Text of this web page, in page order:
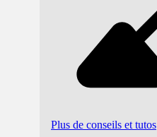
Plus de conseils et tutos